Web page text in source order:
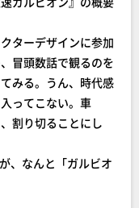
ターデザインに参加
冒頭数話で観るのを
みる。うん、時代感
ってこない。車
割り切ることにし
、なんと「ガルビオ